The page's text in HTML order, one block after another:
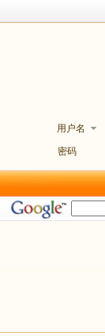
用户名
密码